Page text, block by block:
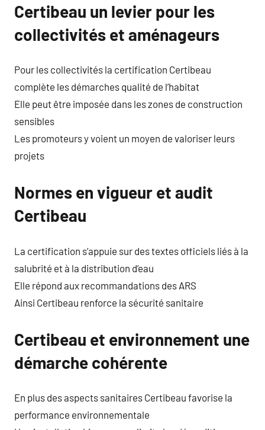
Certibeau un levier pour les
collectivités et aménageurs
Pour les collectivités la certification Certibeau
complète les démarches qualité de l’habitat
Elle peut être imposée dans les zones de construction
sensibles
Les promoteurs y voient un moyen de valoriser leurs
projets
Normes en vigueur et audit
Certibeau
La certification s’appuie sur des textes officiels liés à la
salubrité et à la distribution d’eau
Elle répond aux recommandations des ARS
Ainsi Certibeau renforce la sécurité sanitaire
Certibeau et environnement une
démarche cohérente
En plus des aspects sanitaires Certibeau favorise la
performance environnementale